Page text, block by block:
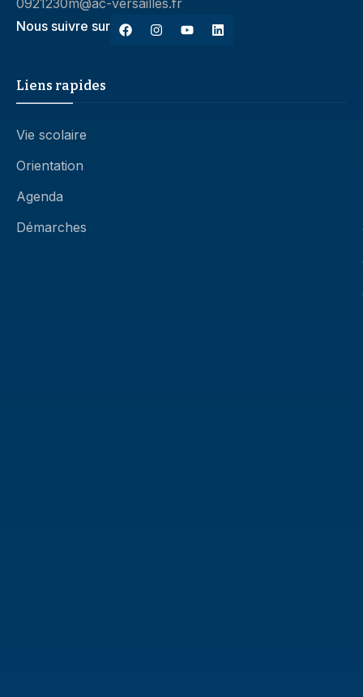
0921230m@ac-versailles.fr
Nous suivre sur
Liens rapides
Vie scolaire
Orientation
Agenda
Démarches